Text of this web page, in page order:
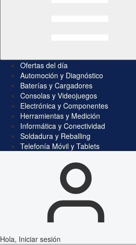
Ofertas del día
Automoción y Diagnóstico
Baterías y Cargadores
Consolas y Videojuegos
Electrónica y Componentes
Herramientas y Medición
Informática y Conectividad
Soldadura y Reballing
Telefonía Móvil y Tablets
Hola, Iniciar sesión